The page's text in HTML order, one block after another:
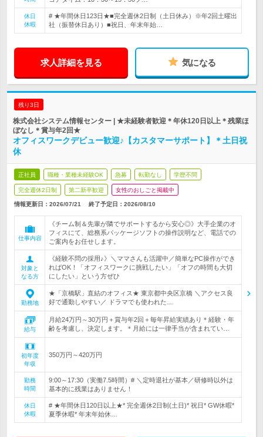
休日
休暇
# ★年間休日123日★■完全週休2日制（土日休み）※年2回土曜出
社（振替休日あり）■祝日、年末年始…
求人詳細を見る 気になる
残り3日
株式会社システム情報センター | ★未経験者歓迎＊年休120日以上＊残業ほ
ぼなし＊賞与年2回★
オフィスワークデビュー歓迎♪【カスタマーサポート】＊土日祝
休
正社員 職種・業種未経験OK 急募 転勤なし 学歴不問
完全週休2日制 第二新卒歓迎 女性のおしごと掲載中
情報更新日：2026/07/21 終了予定日： 2026/08/10
仕事内容
《チーム制＆先輩が隣でサポートするから安心◎》大手企業のオ
フィスにて、総務系パッケージソフトの操作説明など、電話での
ご案内をお任せします。
対象と
なる方
《経験不問の採用♪》＼ママさんも活躍中／簡単なPC操作ができ
ればOK！「オフィスワークに挑戦したい」「オフの時間も大切
にしたい」という方ぜひ
勤務地
★「京橋駅」直結のオフィス★ 東京都中央区京橋 ＼アクセス良
好で通勤しやすい／ ドラマでも使われた…
給与
月給24万円～30万円＋賞与年2回＋毎年昇給実績あり＊経験・年
齢を考慮し、決定します。＊月給には一律手当が含まれてい…
初年度
年収
350万円～420万円
勤務
時間
9:00～17:30（実働7.5時間）# ＼定時退社が基本／研修時以外は
基本的に残業はありません！
休日
休暇
# ★年間休日120日以上★* 完全週休2日制(土日)* 祝日* GW休暇*
夏季休暇* 年末年始休…